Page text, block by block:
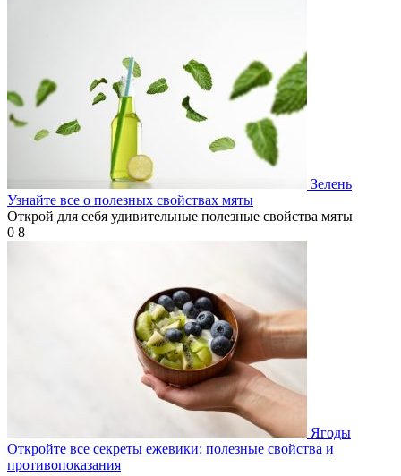
Зелень
Узнайте все о полезных свойствах мяты
Открой для себя удивительные полезные свойства мяты
0 8
Ягоды
Откройте все секреты ежевики: полезные свойства и
противопоказания